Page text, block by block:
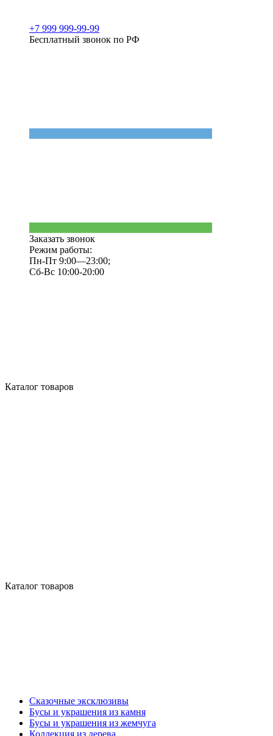
+7 999 999-99-99
Бесплатный звонок по РФ
Заказать звонок
Режим работы:
Пн-Пт 9:00—23:00;
Сб-Вс 10:00-20:00
Каталог товаров
Каталог товаров
Сказочные эксклюзивы
Бусы и украшения из камня
Бусы и украшения из жемчуга
Коллекция из дерева